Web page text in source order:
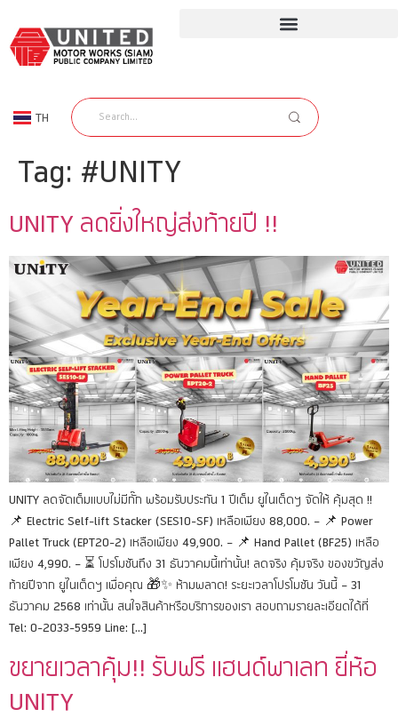
TH
EN
Tag: #UNITY
UNITY ลดยิ่งใหญ่ส่งท้ายปี !!
UNITY ลดจัดเต็มแบบไม่มีกั๊ก พร้อมรับประกัน 1 ปีเต็ม ยูไนเต็ดฯ จัดให้ คุ้มสุด !!
📌 Electric Self-lift Stacker (SES10-SF) เหลือเพียง 88,000. – 📌 Power
Pallet Truck (EPT20-2) เหลือเพียง 49,900. – 📌 Hand Pallet (BF25) เหลือ
เพียง 4,990. – ⏳ โปรโมชันถึง 31 ธันวาคมนี้เท่านั้น! ลดจริง คุ้มจริง ของขวัญส่ง
ท้ายปีจาก ยูไนเต็ดฯ เพื่อคุณ 🎁✨ ห้ามพลาด! ระยะเวลาโปรโมชัน วันนี้ – 31
ธันวาคม 2568 เท่านั้น สนใจสินค้าหรือบริการของเรา สอบถามรายละเอียดได้ที่
Tel: 0-2033-5959 Line: […]
ขยายเวลาคุ้ม!! รับฟรี แฮนด์พาเลท ยี่ห้อ
UNITY